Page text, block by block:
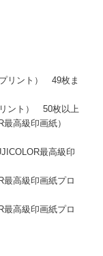
リント） 49枚ま
ント） 50枚以上
最高級印画紙）
最高級印
高級印画紙プロ
高級印画紙プロ